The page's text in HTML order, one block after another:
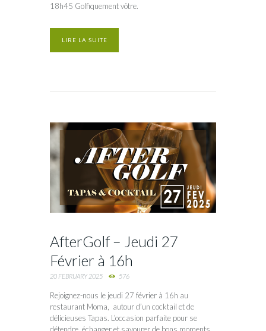
18h45 Golfiquement vôtre.
LIRE LA SUITE
AfterGolf – Jeudi 27
Février à 16h
20 FEBRUARY 2025 576
Rejoignez-nous le jeudi 27 février à 16h au
restaurant Moma, autour d’un cocktail et de
délicieuses Tapas. L’occasion parfaite pour se